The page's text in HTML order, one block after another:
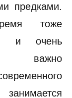
предками.
тоже
и очень
важно